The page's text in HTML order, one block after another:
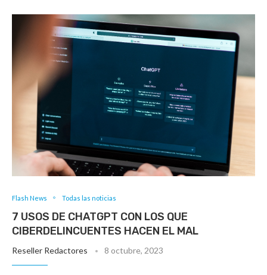
Flash News Todas las noticias
7 USOS DE CHATGPT CON LOS QUE
CIBERDELINCUENTES HACEN EL MAL
Reseller Redactores 8 octubre, 2023